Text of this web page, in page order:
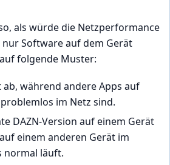
als würde die Netzperformance
Software auf dem Gerät
folgende Muster:
während andere Apps auf
im Netz sind.
DAZN-Version auf einem Gerät
einem anderen Gerät im
normal läuft.